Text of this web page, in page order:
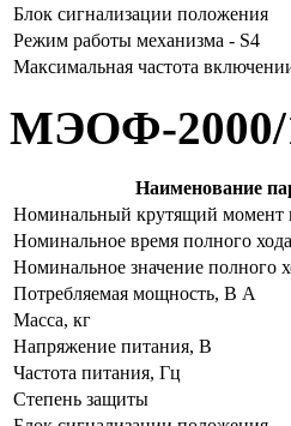
Блок сигнализации положения
Режим работы механизма - S4
Максимальная частота
МЭОФ-2000/
Наименование
Номинальный крутящий момент
Номинальное время полного
Номинальное значение полного
Потребляемая мощность, В А
Масса, кг
Напряжение питания, В
Частота питания, Гц
Степень защиты